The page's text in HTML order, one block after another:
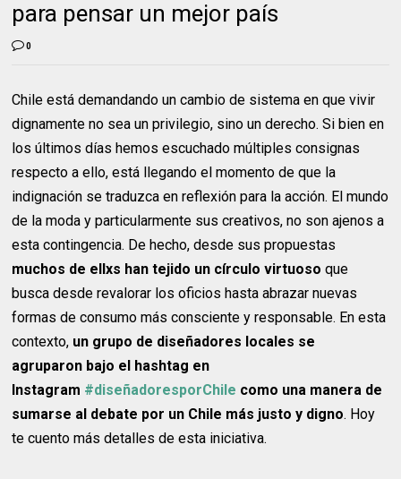
para pensar un mejor país
0
Chile está demandando un cambio de sistema en que vivir
dignamente no sea un privilegio, sino un derecho. Si bien en
los últimos días hemos escuchado múltiples consignas
respecto a ello, está llegando el momento de que la
indignación se traduzca en reflexión para la acción. El mundo
de la moda y particularmente sus creativos, no son ajenos a
esta contingencia. De hecho, desde sus propuestas
muchos de ellxs han tejido un círculo virtuoso que
busca desde revalorar los oficios hasta abrazar nuevas
formas de consumo más consciente y responsable. En esta
contexto, un grupo de diseñadores locales se
agruparon bajo el hashtag en
Instagram #diseñadoresporChile como una manera de
sumarse al debate por un Chile más justo y digno. Hoy
te cuento más detalles de esta iniciativa.